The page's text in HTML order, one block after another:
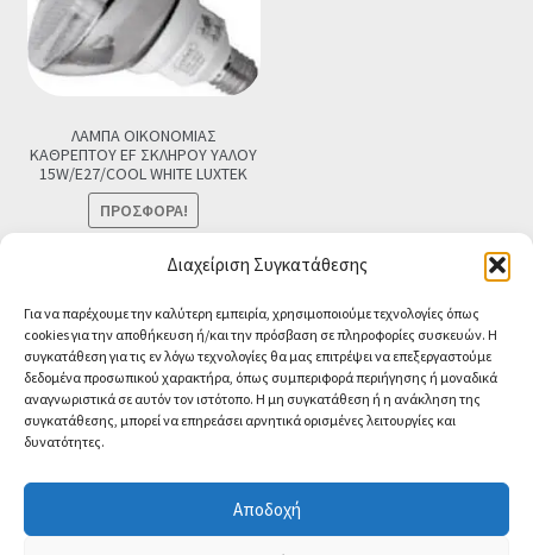
Διαχείριση Συγκατάθεσης
Για να παρέχουμε την καλύτερη εμπειρία, χρησιμοποιούμε τεχνολογίες όπως
cookies για την αποθήκευση ή/και την πρόσβαση σε πληροφορίες συσκευών. Η
συγκατάθεση για τις εν λόγω τεχνολογίες θα μας επιτρέψει να επεξεργαστούμε
δεδομένα προσωπικού χαρακτήρα, όπως συμπεριφορά περιήγησης ή μοναδικά
αναγνωριστικά σε αυτόν τον ιστότοπο. Η μη συγκατάθεση ή η ανάκληση της
συγκατάθεσης, μπορεί να επηρεάσει αρνητικά ορισμένες λειτουργίες και
δυνατότητες.
Αποδοχή
ΛΑΜΠΑ ΟΙΚΟΝΟΜΙΑΣ
ΚΑΘΡΕΠΤΟΥ EF ΣΚΛΗΡΟΥ ΥΑΛΟΥ
15W/E27/COOL WHITE LUXTEK
ΠΡΟΣΦΟΡΆ!
Original
was:
€4.90.
Η
τιμή
είναι:
€3.90.
Τελική τιμή
Προσθήκη στο καλάθι
© CA-MICROLAND 2026
Papaki Managed WordPress with
WooCommerce